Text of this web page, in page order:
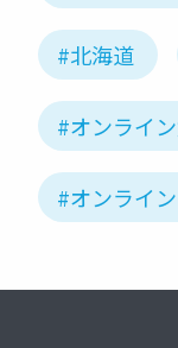
#北海道
#オンライ
#オンライ